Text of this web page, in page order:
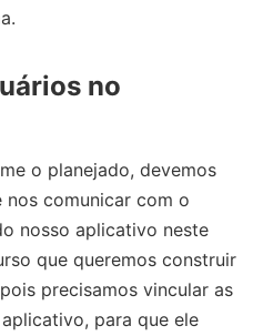
no
o planejado, devemos
nos comunicar com o
nosso aplicativo neste
que queremos construir
precisamos vincular as
para que ele